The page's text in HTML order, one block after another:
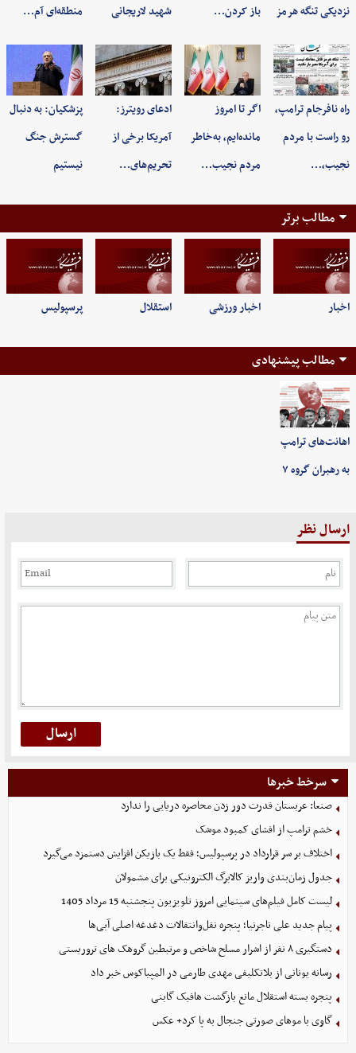
نزدیکی تنگه هرمز باز کردن… شهید لاریجانی منطقه‌ای آم…
راه نافرجام ترامپ،
رو راست با مردم
نجیب،…
اگر تا امروز
مانده‌ایم، به‌خاطر
مردم نجیب…
ادعای رویترز:
آمریکا برخی از
تحریم‌های…
پزشکیان: به‌ دنبال
گسترش جنگ
نیستیم
مطالب برتر
اخبار اخبار ورزشی استقلال پرسپولیس
مطالب پیشنهادی
اهانت‌های ترامپ
به رهبران گروه ۷
ارسال نظر
سرخط خبرها
صنعا: عربستان قدرت دور زدن محاصره دریایی را ندارد
خشم ترامپ از افشای کمبود موشک
اختلاف بر سر قرارداد در پرسپولیس؛ فقط یک بازیکن افزایش دستمزد می‌گیرد
جدول زمان‌بندی واریز کالابرگ الکترونیکی برای مشمولان
لیست کامل فیلم‌های سینمایی امروز تلویزیون پنجشنبه 15 مرداد 1405
پیام جدید علی تاجرنیا؛ پنجره نقل‌وانتقالات دغدغه اصلی آبی‌ها
دستگیری ۸ نفر از اشرار مسلح شاخص و مرتبطین گروهک های تروریستی
رسانه یونانی از بلاتکلیفی مهدی طارمی در المپیاکوس خبر داد
پنجره بسته استقلال مانع بازگشت هافبک گابنی
گاوی با موهای صورتی جنجال به پا کرد+ عکس